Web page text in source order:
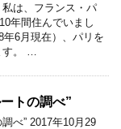
は、フランス・パ
年間住んでいまし
6月現在）、パリを
。 …
トの調べ”
べ” 2017年10月29